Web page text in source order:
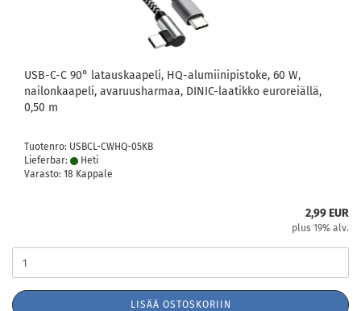
USB-C-C 90° latauskaapeli, HQ-alumiinipistoke, 60 W,
nailonkaapeli, avaruusharmaa, DINIC-laatikko euroreiällä,
0,50 m
Tuotenro: USBCL-CWHQ-05KB
Lieferbar:
Heti
Varasto: 18 Kappale
2,99 EUR
plus 19% alv.
LISÄÄ OSTOSKORIIN